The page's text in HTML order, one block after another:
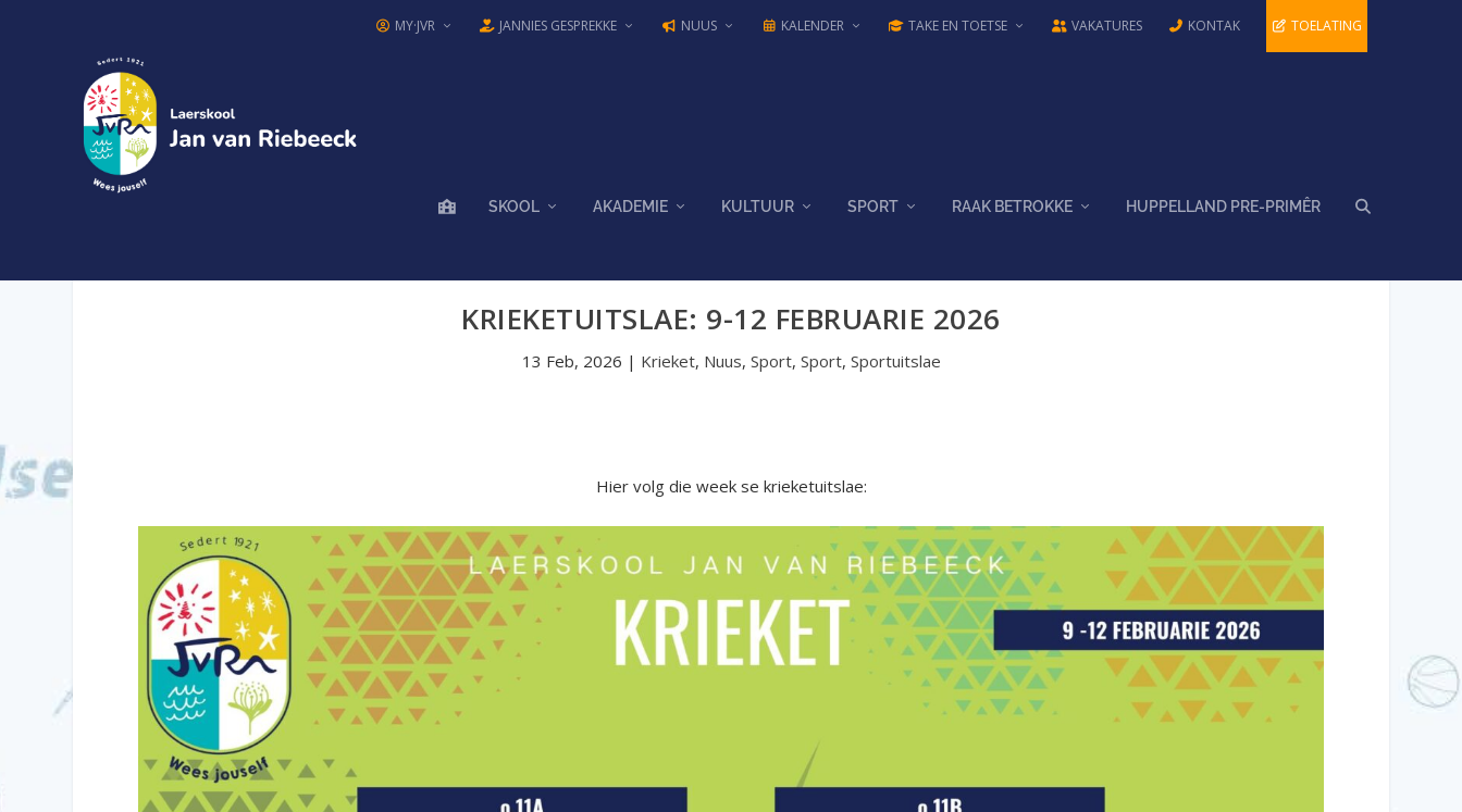
MY·JVR JANNIES GESPREKKE NUUS KALENDER TAKE EN TOETSE VAKATURES KONTAK TOELATING
SKOOL AKADEMIE KULTUUR SPORT RAAK BETROKKE HUPPELLAND PRE-PRIMÊR
KRIEKETUITSLAE: 9-12 FEBRUARIE 2026
13 Feb, 2026 | Krieket, Nuus, Sport, Sport, Sportuitslae
Hier volg die week se krieketuitslae: